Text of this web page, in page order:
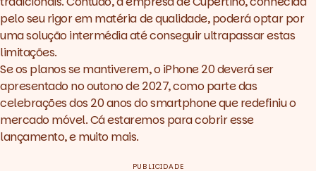
pelo seu rigor em matéria de qualidade, poderá optar por
uma solução intermédia até conseguir ultrapassar estas
limitações.
Se os planos se mantiverem, o iPhone 20 deverá ser
apresentado no outono de 2027, como parte das
celebrações dos 20 anos do smartphone que redefiniu o
mercado móvel. Cá estaremos para cobrir esse
lançamento, e muito mais.
PUBLICIDADE